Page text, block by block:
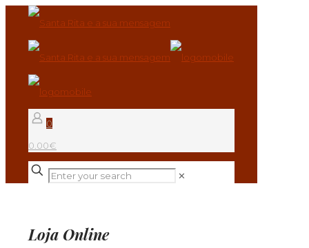
0
0.00€
✕
Loja Online